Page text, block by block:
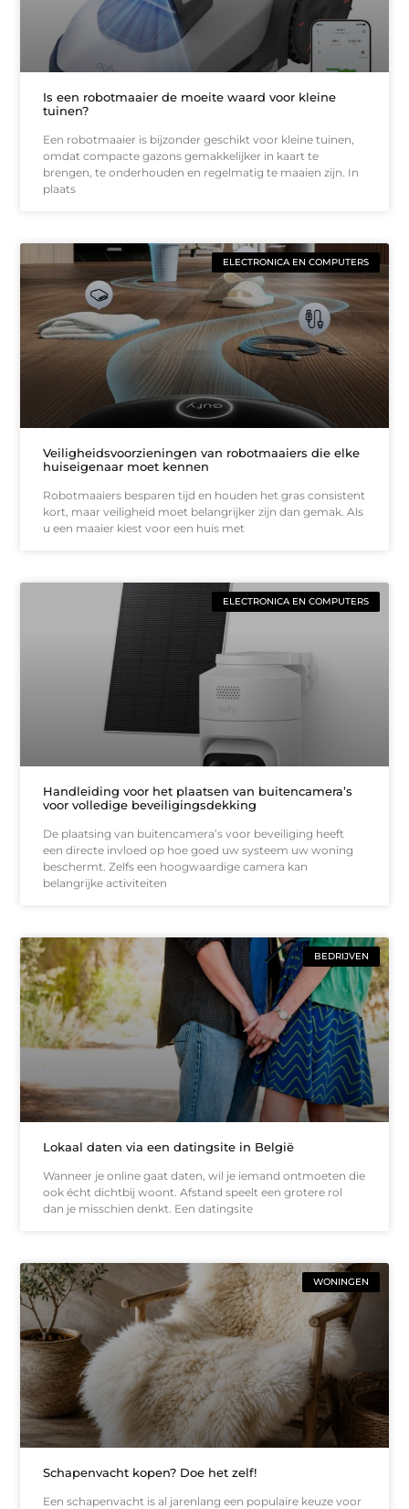
Is een robotmaaier de moeite waard voor kleine
tuinen?
Een robotmaaier is bijzonder geschikt voor kleine tuinen,
omdat compacte gazons gemakkelijker in kaart te
brengen, te onderhouden en regelmatig te maaien zijn. In
plaats
ELECTRONICA EN COMPUTERS
Veiligheidsvoorzieningen van robotmaaiers die elke
huiseigenaar moet kennen
Robotmaaiers besparen tijd en houden het gras consistent
kort, maar veiligheid moet belangrijker zijn dan gemak. Als
u een maaier kiest voor een huis met
ELECTRONICA EN COMPUTERS
Handleiding voor het plaatsen van buitencamera’s
voor volledige beveiligingsdekking
De plaatsing van buitencamera’s voor beveiliging heeft
een directe invloed op hoe goed uw systeem uw woning
beschermt. Zelfs een hoogwaardige camera kan
belangrijke activiteiten
BEDRIJVEN
Lokaal daten via een datingsite in België
Wanneer je online gaat daten, wil je iemand ontmoeten die
ook écht dichtbij woont. Afstand speelt een grotere rol
dan je misschien denkt. Een datingsite
WONINGEN
Schapenvacht kopen? Doe het zelf!
Een schapenvacht is al jarenlang een populaire keuze voor